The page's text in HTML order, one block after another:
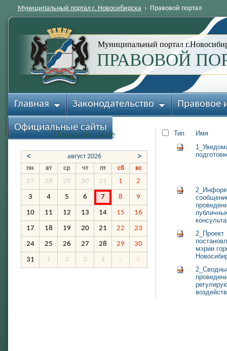
Муниципальный портал
ПРАВОВОЙ
Муниципальный портал г. Новосибирска › Правовой портал
Главная Законодательство Правовое
Официальные сайты
Тип
Имя
2_Проект
мэрии
Поиск по дате
< август 2026 >
пн вт ср чт пт сб
вс
27
28 29 30 31 1 2
3 4 5 6 7 8 9
10 11 12 13 14 15 16
17 18 19 20 21 22 23
24 25 26 27 28 29 30
31 1 2 3 4 5 6